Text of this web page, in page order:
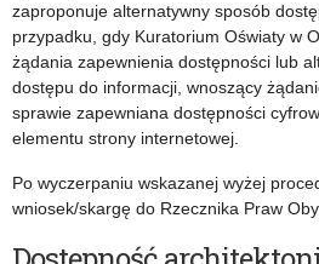
zaproponuje alternatywny sposób
przypadku, gdy Kuratorium Oświaty w
żądania zapewnienia dostępności lub
dostępu do informacji, wnoszący
sprawie zapewniana dostępności
elementu strony internetowej.
Po wyczerpaniu wskazanej wyżej
wniosek/skargę do Rzecznika Praw